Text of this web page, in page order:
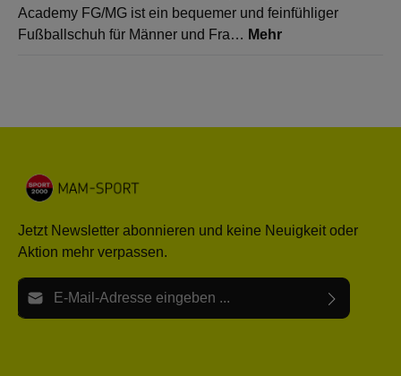
Academy FG/MG ist ein bequemer und feinfühliger
Fußballschuh für Männer und Fra… Mehr
Jetzt Newsletter abonnieren und keine Neuigkeit oder
Aktion mehr verpassen.
E-Mail-Adresse*